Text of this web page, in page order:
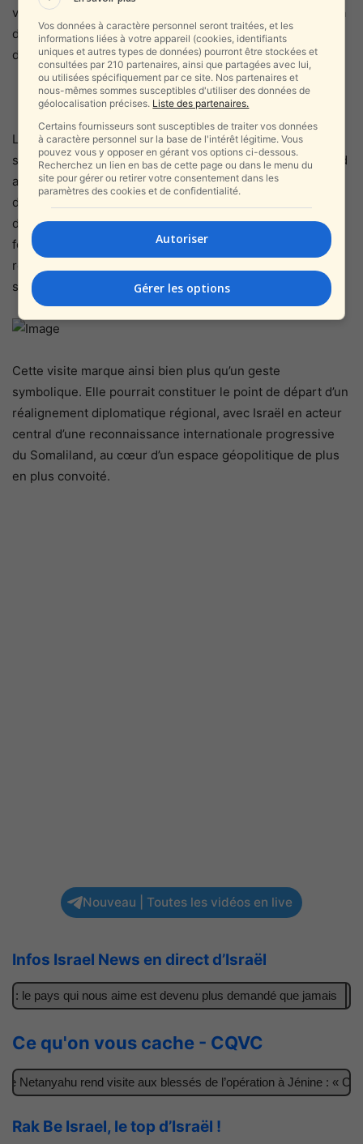
validées lors de réunions présidées par Netanyahou, qui a
donné son feu vert définitif au projet dès le mois
d’octobre.
La publication de la déclaration conjointe a été
soigneusement synchronisée. Les autorités du Somaliland
avaient demandé un délai afin de se préparer à
d’éventuelles actions hostiles, notamment en provenance
des Houthis au Yémen, voisins du nord. Ce n’est qu’une
fois ces préparatifs achevés que l’annonce officielle a été
rendue publique, ouvrant la voie à une nouvelle alliance
stratégique.
Cette visite marque ainsi bien plus qu’un geste
symbolique. Elle pourrait constituer le point de départ d’un
réalignement diplomatique régional, avec Israël en acteur
central d’une reconnaissance internationale progressive
du Somaliland, au cœur d’un espace géopolitique de plus
en plus convoité.
Nouveau | Toutes les vidéos en live
Infos Israel News en direct d’Israël
pays qui nous aime est devenu plus demandé que jamais
Ce qu'on vous cache - CQVC
rend visite aux blessés de l’opération à Jénine : « Ces
Rak Be Israel, le top d’Israël !
Vos données à caractère personnel seront traitées, et les
informations liées à votre appareil (cookies, identifiants
uniques et autres types de données) pourront être stockées et
consultées par 210 partenaires, ainsi que partagées avec lui,
ou utilisées spécifiquement par ce site. Nos partenaires et
nous-mêmes sommes susceptibles d'utiliser des données de
géolocalisation précises. Liste des partenaires.
Certains fournisseurs sont susceptibles de traiter vos données
à caractère personnel sur la base de l'intérêt légitime. Vous
pouvez vous y opposer en gérant vos options ci-dessous.
Recherchez un lien en bas de cette page ou dans le menu du
site pour gérer ou retirer votre consentement dans les
paramètres des cookies et de confidentialité.
Autoriser
Gérer les options